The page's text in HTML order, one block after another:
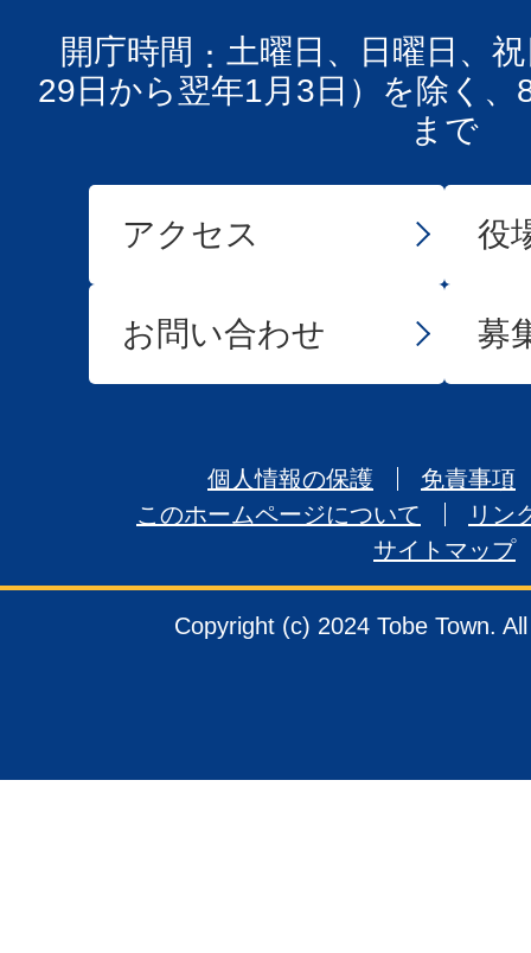
開庁時間
土曜日、日曜日、
29日から翌年1月3日）を除く、
まで
アクセス 役
お問い合わせ 募
個人情報の保護
免責事項
このホームページについて
リン
サイトマップ
Copyright (c) 2024 Tobe Town.